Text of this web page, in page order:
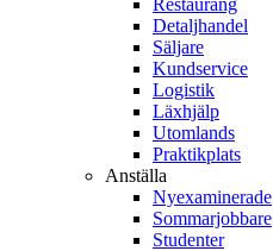
Restaurang
Detaljhandel
Säljare
Kundservice
Logistik
Läxhjälp
Utomlands
Praktikplats
Anställa
Nyexaminerade
Sommarjobbare
Studenter